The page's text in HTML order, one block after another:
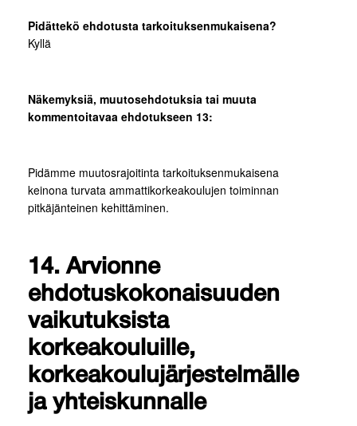
Pidättekö ehdotusta tarkoituksenmukaisena?
Kyllä
Näkemyksiä, muutosehdotuksia tai muuta
kommentoitavaa ehdotukseen 13:
Pidämme muutosrajoitinta tarkoituksenmukaisena
keinona turvata ammattikorkeakoulujen toiminnan
pitkäjänteinen kehittäminen.
14. Arvionne
ehdotuskokonaisuuden
vaikutuksista
korkeakouluille,
korkeakoulujärjestelmälle
ja yhteiskunnalle